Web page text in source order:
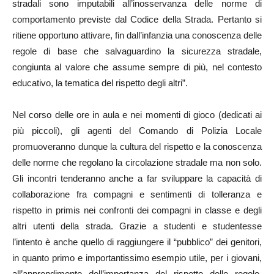
stradali sono imputabili all’inosservanza delle norme di
comportamento previste dal Codice della Strada. Pertanto si
ritiene opportuno attivare, fin dall’infanzia una conoscenza delle
regole di base che salvaguardino la sicurezza stradale,
congiunta al valore che assume sempre di più, nel contesto
educativo, la tematica del rispetto degli altri”.
Nel corso delle ore in aula e nei momenti di gioco (dedicati ai
più piccoli), gli agenti del Comando di Polizia Locale
promuoveranno dunque la cultura del rispetto e la conoscenza
delle norme che regolano la circolazione stradale ma non solo.
Gli incontri tenderanno anche a far sviluppare la capacità di
collaborazione fra compagni e sentimenti di tolleranza e
rispetto in primis nei confronti dei compagni in classe e degli
altri utenti della strada. Grazie a studenti e studentesse
l’intento è anche quello di raggiungere il “pubblico” dei genitori,
in quanto primo e importantissimo esempio utile, per i giovani,